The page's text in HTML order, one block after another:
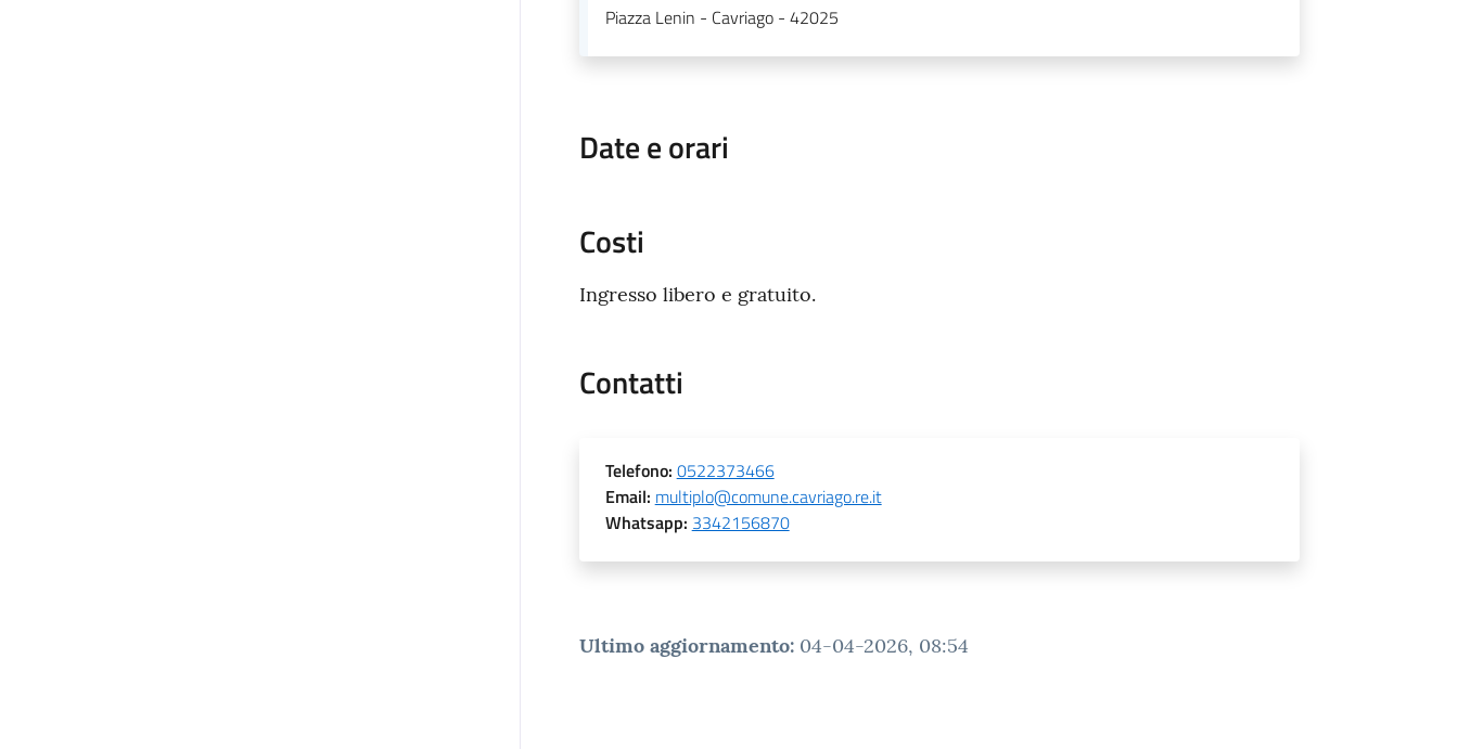
Piazza Lenin - Cavriago - 42025
Date e orari
Costi
Ingresso libero e gratuito.
Contatti
Telefono: 0522373466
Email: multiplo@comune.cavriago.re.it
Whatsapp: 3342156870
Ultimo aggiornamento: 04-04-2026, 08:54